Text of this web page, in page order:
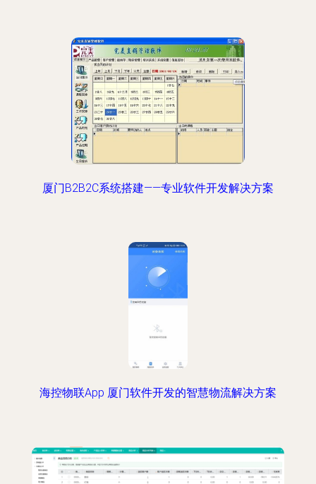
厦门B2B2C系统搭建——专业软件开发解决方案
海控物联App 厦门软件开发的智慧物流解决方案